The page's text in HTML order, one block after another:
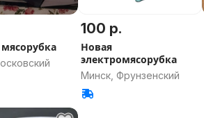
100 р.
Новая
электромясорубка
Минск, Фрунзенский